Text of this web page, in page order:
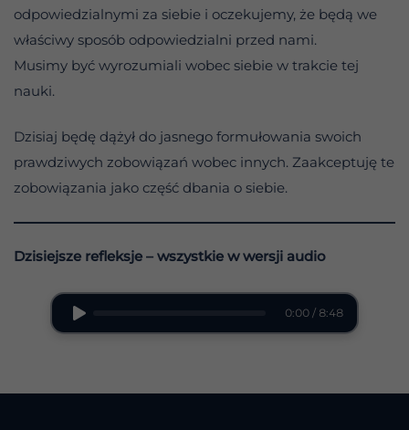
odpowiedzialnymi za siebie i oczekujemy, że będą we
właściwy sposób odpowiedzialni przed nami.
Musimy być wyrozumiali wobec siebie w trakcie tej
nauki.
Dzisiaj będę dążył do jasnego formułowania swoich
prawdziwych zobowiązań wobec innych. Zaakceptuję te
zobowiązania jako część dbania o siebie.
Dzisiejsze refleksje – wszystkie w wersji audio
0:00 / 8:48